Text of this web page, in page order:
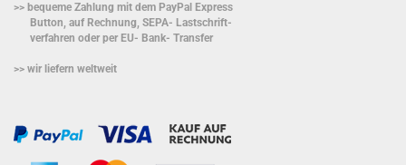
>> bequeme Zahlung mit dem PayPal Express
Button, auf Rechnung, SEPA- Lastschrift-
verfahren oder per EU- Bank- Transfer
>> wir liefern weltweit